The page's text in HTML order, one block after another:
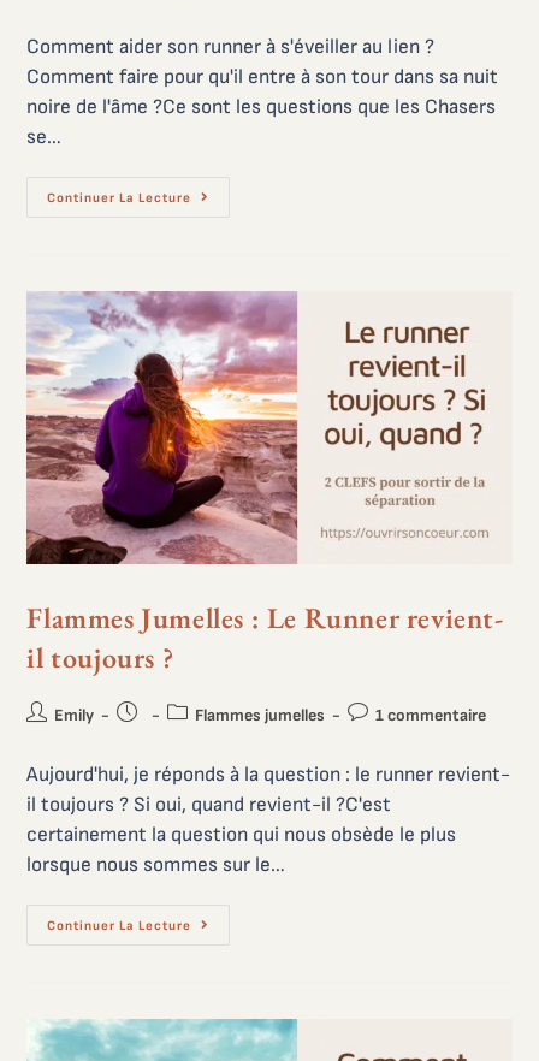
Comment aider son runner à s'éveiller au lien ?
Comment faire pour qu'il entre à son tour dans sa nuit
noire de l'âme ?Ce sont les questions que les Chasers
se…
Continuer La Lecture
Flammes Jumelles : Le Runner revient-
il toujours ?
Emily Flammes jumelles 1 commentaire
Aujourd'hui, je réponds à la question : le runner revient-
il toujours ? Si oui, quand revient-il ?C'est
certainement la question qui nous obsède le plus
lorsque nous sommes sur le…
Continuer La Lecture